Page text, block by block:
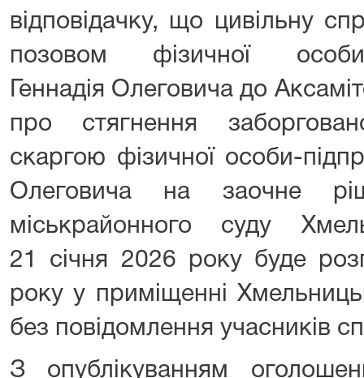
відповідачку, що цивільну
позовом фізичної
Геннадія Олеговича до
про стягнення
скаргою фізичної особи-
Олеговича на заочне
міськрайонного суду
21 січня 2026 року буде
року у приміщенні
без повідомлення учасників
З опублікуванням